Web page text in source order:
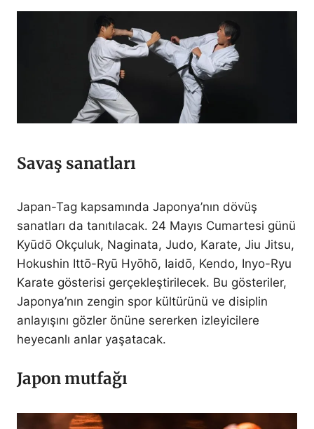
Savaş sanatları
Japan-Tag kapsamında Japonya’nın dövüş
sanatları da tanıtılacak. 24 Mayıs Cumartesi günü
Kyūdō Okçuluk, Naginata, Judo, Karate, Jiu Jitsu,
Hokushin Ittō-Ryū Hyōhō, Iaidō, Kendo, Inyo-Ryu
Karate gösterisi gerçekleştirilecek. Bu gösteriler,
Japonya’nın zengin spor kültürünü ve disiplin
anlayışını gözler önüne sererken izleyicilere
heyecanlı anlar yaşatacak.
Japon mutfağı